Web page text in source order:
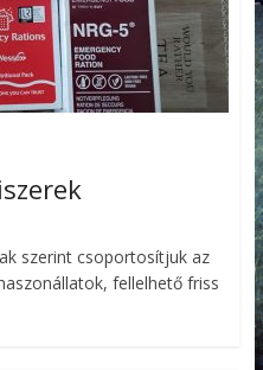
szerint csoportosítjuk az
fellelhető friss